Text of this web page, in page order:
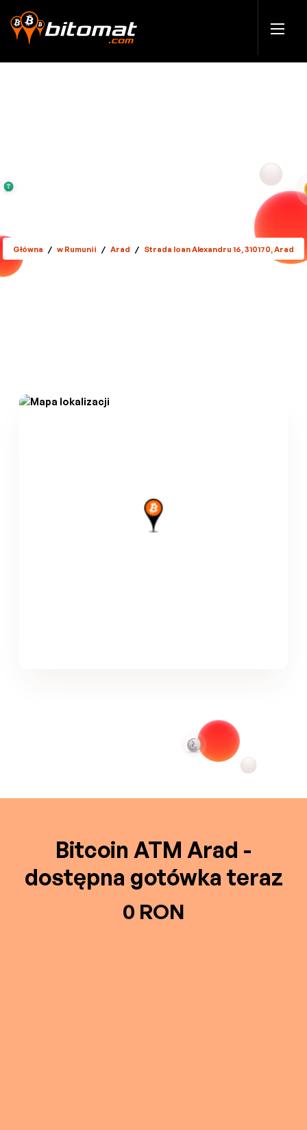
Główna / w Rumunii / Arad / Strada Ioan Alexandru 16, 310170, Arad
Bitcoin ATM Arad -
dostępna gotówka teraz
0 RON